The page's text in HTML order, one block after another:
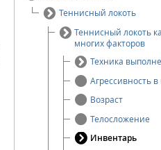
Теннисный локоть
Теннисный локоть
многих факторов
Техника
Агрессивность в
Возраст
Телосложение
Инвентарь